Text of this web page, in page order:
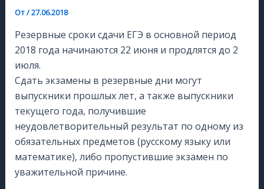
От/27.06.2018
Резервные сроки сдачи ЕГЭ в основной период
2018 года начинаются 22 июня и продлятся до 2
июля.
Сдать экзамены в резервные дни могут
выпускники прошлых лет, а также выпускники
текущего года, получившие
неудовлетворительный результат по одному из
обязательных предметов (русскому языку или
математике), либо пропустившие экзамен по
уважительной причине.